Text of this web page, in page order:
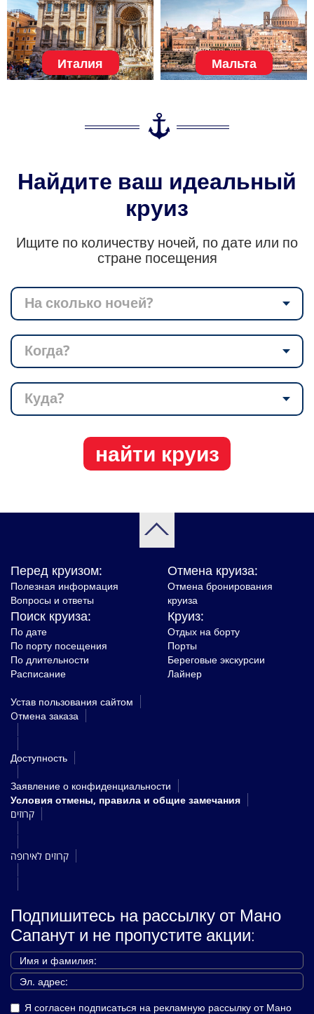
Италия Мальта
Найдите ваш идеальный
круиз
Ищите по количеству ночей, по дате или по
стране посещения
На сколько ночей?
Когда?
Куда?
найти круиз
Перед круизом:
Полезная информация
Вопросы и ответы
Отмена круиза:
Отмена бронирования
круиза
Поиск круиза:
По дате
По порту посещения
По длительности
Расписание
Круиз:
Отдых на борту
Порты
Береговые экскурсии
Лайнер
Устав пользования сайтом
Oтмена заказа
Доступность
Заявление о конфиденциальности
Условия отмены, правила и общие замечания
קרוזים
קרוזים לאירופה
Подпишитесь на рассылку от Мано
Сапанут и не пропустите акции:
Я согласен подписаться на рекламную рассылку от Мано